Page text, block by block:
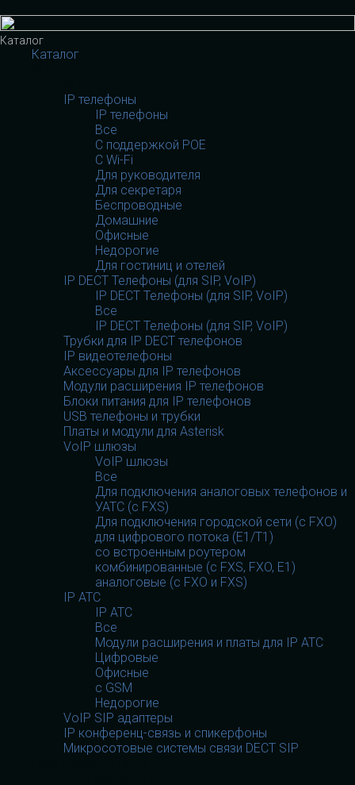
Каталог
Каталог
IP телефоны
IP телефоны
Все
С поддержкой POE
C Wi-Fi
Для руководителя
Для секретаря
Беспроводные
Домашние
Офисные
Недорогие
Для гостиниц и отелей
IP DECT Телефоны (для SIP, VoIP)
IP DECT Телефоны (для SIP, VoIP)
Все
IP DECT Телефоны (для SIP, VoIP)
Трубки для IP DECT телефонов
IP видеотелефоны
Аксессуары для IP телефонов
Модули расширения IP телефонов
Блоки питания для IP телефонов
USB телефоны и трубки
Платы и модули для Asterisk
VoIP шлюзы
VoIP шлюзы
Все
Для подключения аналоговых телефонов и
УАТС (с FXS)
Для подключения городской сети (с FXO)
для цифрового потока (E1/T1)
со встроенным роутером
комбинированные (c FXS, FXO, E1)
аналоговые (с FXO и FXS)
IP АТС
IP АТС
Все
Модули расширения и платы для IP АТС
Цифровые
Офисные
с GSM
Недорогие
VoIP SIP адаптеры
IP конференц-связь и спикерфоны
Микросотовые системы связи DECT SIP